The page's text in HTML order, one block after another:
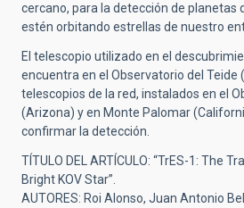
cercano, para la detección de planetas
estén orbitando estrellas de nuestro
El telescopio utilizado en el
encuentra en el Observatorio del Teide
telescopios de la red, instalados en el
(Arizona) y en Monte Palomar
confirmar la detección.
TÍTULO DEL ARTÍCULO: “TrES-1: The
Bright KOV Star”.
AUTORES: Roi Alonso, Juan Antonio